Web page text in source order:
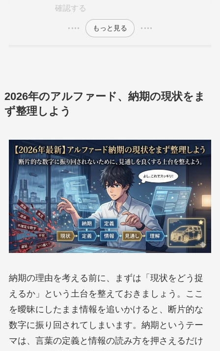
確認する
もっと見る
2026年のアルファード、納期の現状をま
ず整理しよう
納期の理由を考える前に、まずは「現状をどう捉
えるか」という土台を整えておきましょう。ここ
を曖昧にしたまま情報を追いかけると、断片的な
数字に振り回されてしまいます。納期というテー
マは、言葉の定義と情報の読み方を押さえるだけ